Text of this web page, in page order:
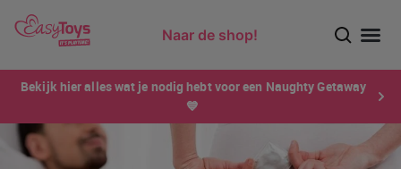
Naar de shop!
Bekijk hier alles wat je nodig hebt voor een Naughty Getaway
💙